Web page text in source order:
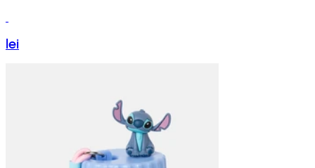
lei